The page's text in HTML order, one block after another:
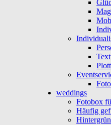
weddings
Fotobox
Häufig